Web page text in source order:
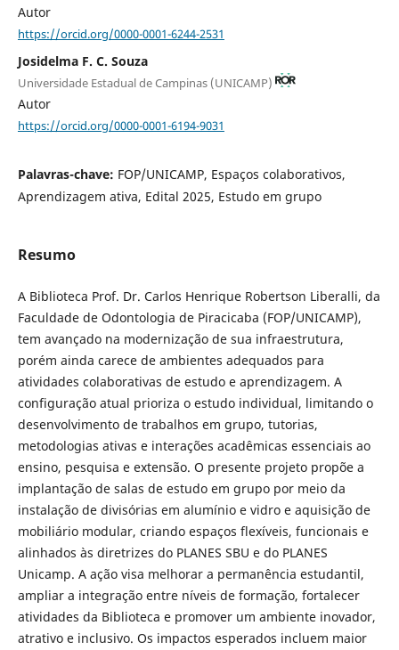
Autor
https://orcid.org/0000-0001-6244-2531
Josidelma F. C. Souza
Universidade Estadual de Campinas (UNICAMP)
Autor
https://orcid.org/0000-0001-6194-9031
Palavras-chave: FOP/UNICAMP, Espaços colaborativos,
Aprendizagem ativa, Edital 2025, Estudo em grupo
Resumo
A Biblioteca Prof. Dr. Carlos Henrique Robertson Liberalli, da
Faculdade de Odontologia de Piracicaba (FOP/UNICAMP),
tem avançado na modernização de sua infraestrutura,
porém ainda carece de ambientes adequados para
atividades colaborativas de estudo e aprendizagem. A
configuração atual prioriza o estudo individual, limitando o
desenvolvimento de trabalhos em grupo, tutorias,
metodologias ativas e interações acadêmicas essenciais ao
ensino, pesquisa e extensão. O presente projeto propõe a
implantação de salas de estudo em grupo por meio da
instalação de divisórias em alumínio e vidro e aquisição de
mobiliário modular, criando espaços flexíveis, funcionais e
alinhados às diretrizes do PLANES SBU e do PLANES
Unicamp. A ação visa melhorar a permanência estudantil,
ampliar a integração entre níveis de formação, fortalecer
atividades da Biblioteca e promover um ambiente inovador,
atrativo e inclusivo. Os impactos esperados incluem maior